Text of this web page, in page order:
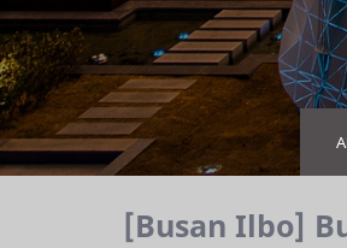
[Busan Ilbo]